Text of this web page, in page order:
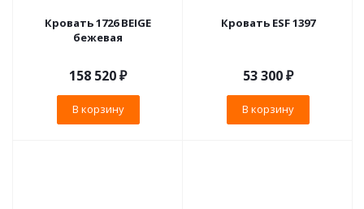
Кровать 1726 BEIGE
бежевая
158 520₽
В корзину
Кровать ESF 1397
53 300₽
В корзину